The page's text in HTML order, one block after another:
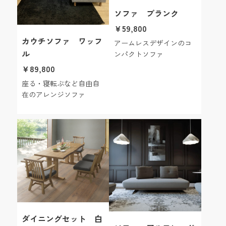
カウチソファ ワッフ
ル
￥89,800
座る・寝転ぶなど自由自
在のアレンジソファ
ソファ ブランク
￥59,800
アームレスデザインのコ
ンパクトソファ
ダイニングセット 白